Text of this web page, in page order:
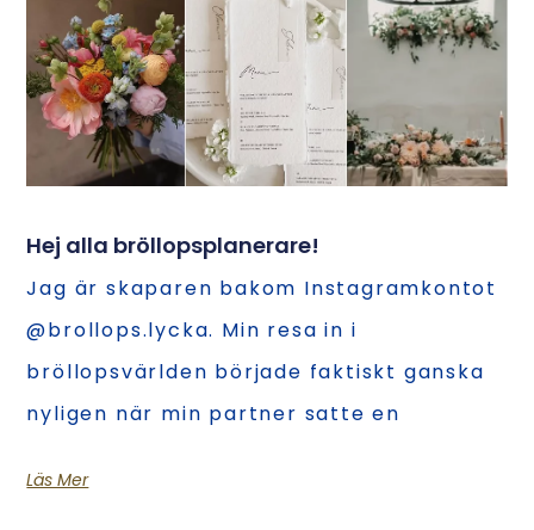
Hej alla bröllopsplanerare!
Jag är skaparen bakom Instagramkontot
@brollops.lycka. Min resa in i
bröllopsvärlden började faktiskt ganska
nyligen när min partner satte en
Läs Mer